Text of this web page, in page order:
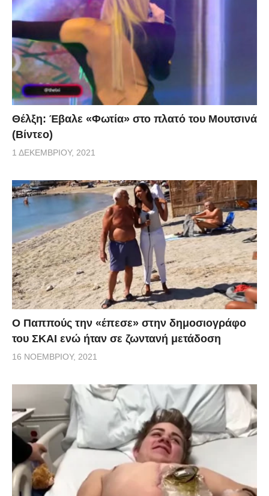
Θέλξη: Έβαλε «Φωτία» στο πλατό του Μουτσινά
(Βίντεο)
1 ΔΕΚΕΜΒΡΊΟΥ, 2021
Ο Παππούς την «έπεσε» στην δημοσιογράφο
του ΣΚΑΙ ενώ ήταν σε ζωντανή μετάδοση
16 ΝΟΕΜΒΡΊΟΥ, 2021